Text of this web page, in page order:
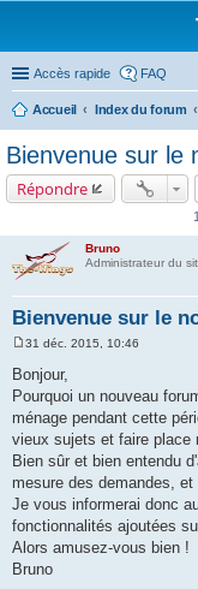
Accès rapide FAQ
Accueil Index du forum
Bienvenue sur le
Répondre
Bruno
Administrateur du
Bienvenue sur le
s
s
a
g
e
31 déc. 2015, 10:46
Bonjour,
Pourquoi un nouveau
ménage pendant cette
vieux sujets et faire place
Bien sûr et bien entendu
mesure des demandes,
Je vous informerai donc
fonctionnalités ajoutées
Alors amusez-vous bien !
Bruno